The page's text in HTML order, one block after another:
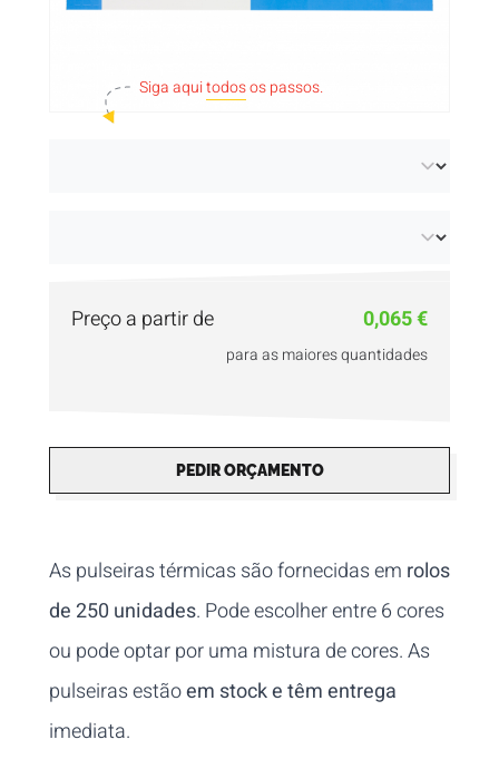
Siga aquitodosos passos.
Preço a partir de 0,065 €
para as maiores quantidades
PEDIR ORÇAMENTO
As pulseiras térmicas são fornecidas em rolos
de 250 unidades. Pode escolher entre 6 cores
ou pode optar por uma mistura de cores. As
pulseiras estãoem stock e têm entrega
imediata.